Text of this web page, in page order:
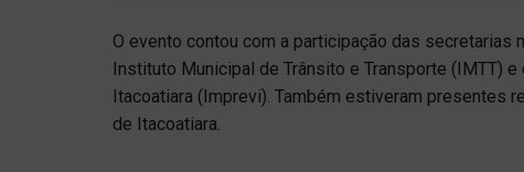
O evento contou com a participação das secretarias
Instituto Municipal de Trânsito e Transporte (IMTT)
Itacoatiara (Imprevi). Também estiveram presentes
de Itacoatiara.